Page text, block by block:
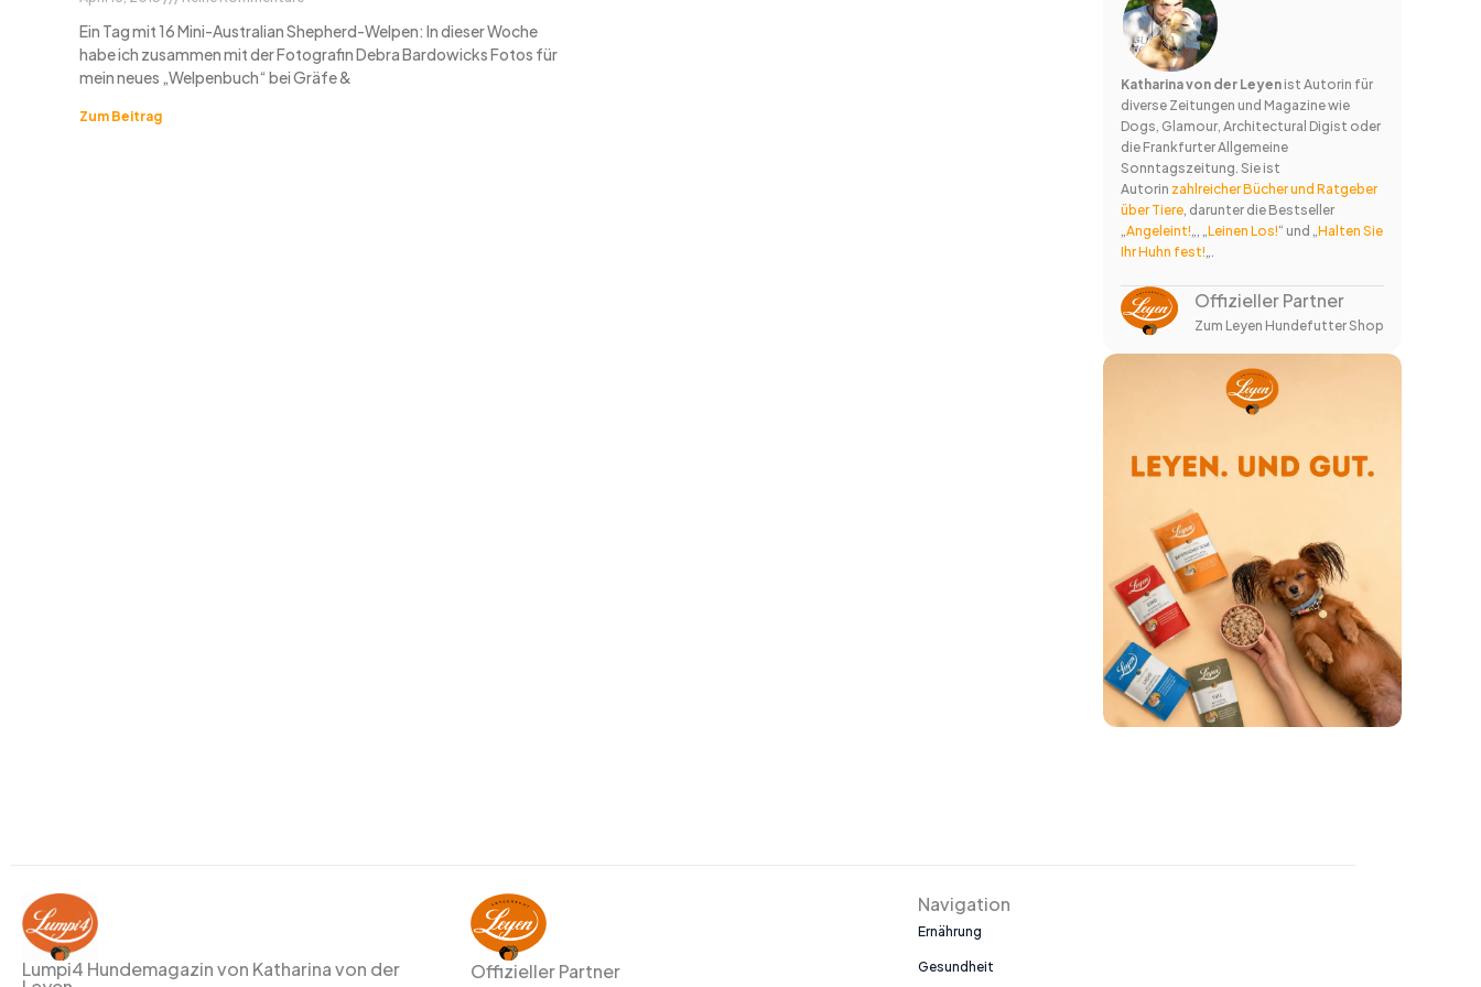
Ein Tag mit 16 Mini-Australian Shepherd-Welpen: In dieser Woche
habe ich zusammen mit der Fotografin Debra Bardowicks Fotos für
mein neues „Welpenbuch“ bei Gräfe &
Zum Beitrag
Katharina von der Leyen ist Autorin für
diverse Zeitungen und Magazine wie
Dogs, Glamour, Architectural Digist oder
die Frankfurter Allgemeine
Sonntagszeitung. Sie ist
Autorin zahlreicher Bücher und Ratgeber
über Tiere , darunter die Bestseller
„Angeleint! „, „Leinen Los!“ und „Halten Sie
Ihr Huhn fest!
Offizieller Partner
Zum Leyen Hundefutter Shop
Lumpi4 Hundemagazin von Katharina von der
Offizieller Partner
Navigation
Ernährung
Gesundheit